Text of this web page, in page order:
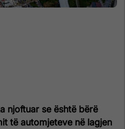
njoftuar se është bërë
të automjeteve në lagjen